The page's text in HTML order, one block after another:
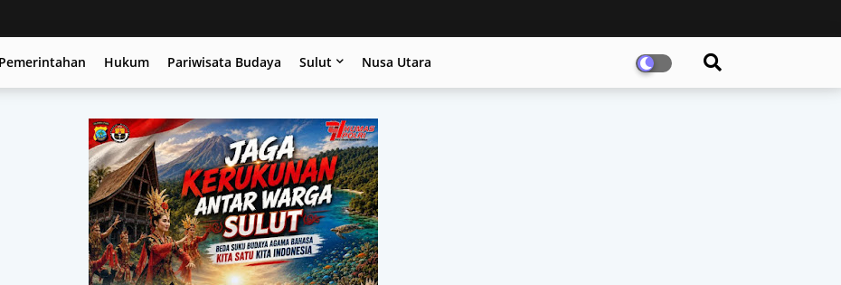
Hukum Pariwisata Budaya Sulut Nusa Utara